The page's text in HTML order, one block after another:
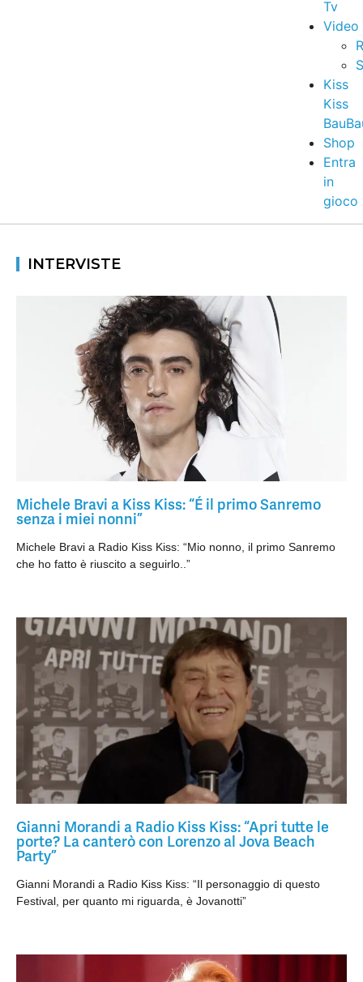
Tv
Video
Kiss
Kiss
Shop
Entra
in
gioco
INTERVISTE
Michele Bravi a Kiss Kiss: “É il primo Sanremo
senza i miei nonni”
Michele Bravi a Radio Kiss Kiss: “Mio nonno, il primo Sanremo
che ho fatto è riuscito a seguirlo..”
Gianni Morandi a Radio Kiss Kiss: “Apri tutte le
porte? La canterò con Lorenzo al Jova Beach
Party”
Gianni Morandi a Radio Kiss Kiss: “Il personaggio di questo
Festival, per quanto mi riguarda, è Jovanotti”